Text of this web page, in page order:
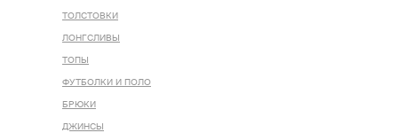
ТОЛСТОВКИ
ЛОНГСЛИВЫ
ТОПЫ
ФУТБОЛКИ И ПОЛО
БРЮКИ
ДЖИНСЫ